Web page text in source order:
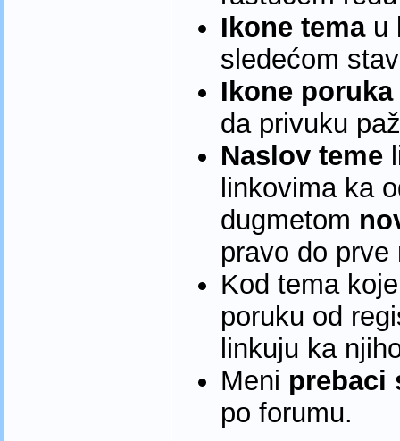
Ikone temau
sledećom
Ikone poruka
da privuku
Naslov teme
linkovima ka
dugmetom
pravo do
Kod tema
poruku od
linkuju ka
Meni prebaci
po forumu.